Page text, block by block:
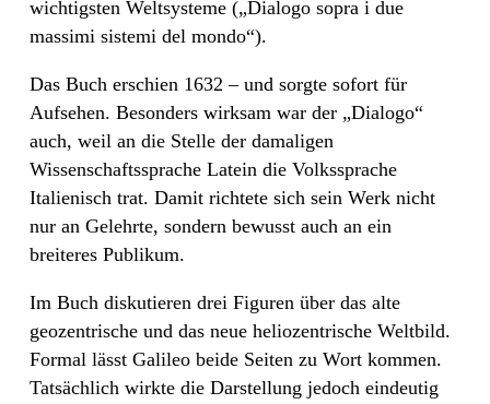
wichtigsten Weltsysteme („Dialogo sopra i due
massimi sistemi del mondo“).
Das Buch erschien 1632 – und sorgte sofort für
Aufsehen. Besonders wirksam war der „Dialogo“
auch, weil an die Stelle der damaligen
Wissenschaftssprache Latein die Volkssprache
Italienisch trat. Damit richtete sich sein Werk nicht
nur an Gelehrte, sondern bewusst auch an ein
breiteres Publikum.
Im Buch diskutieren drei Figuren über das alte
geozentrische und das neue heliozentrische Weltbild.
Formal lässt Galileo beide Seiten zu Wort kommen.
Tatsächlich wirkte die Darstellung jedoch eindeutig